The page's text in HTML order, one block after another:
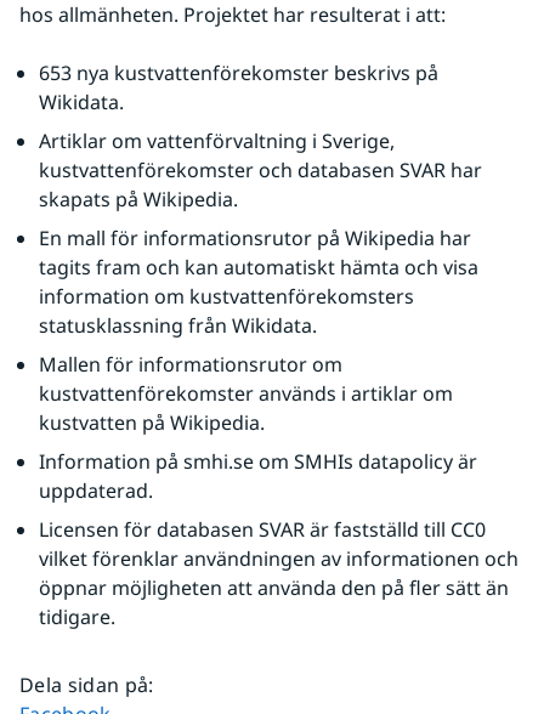
hos allmänheten. Projektet har resulterat i att:
653 nya kustvattenförekomster beskrivs på
Wikidata.
Artiklar om vattenförvaltning i Sverige,
kustvattenförekomster och databasen SVAR har
skapats på Wikipedia.
En mall för informationsrutor på Wikipedia har
tagits fram och kan automatiskt hämta och visa
information om kustvattenförekomsters
statusklassning från Wikidata.
Mallen för informationsrutor om
kustvattenförekomster används i artiklar om
kustvatten på Wikipedia.
Information på smhi.se om SMHIs datapolicy är
uppdaterad.
Licensen för databasen SVAR är fastställd till CC0
vilket förenklar användningen av informationen och
öppnar möjligheten att använda den på fler sätt än
tidigare.
Dela sidan på: